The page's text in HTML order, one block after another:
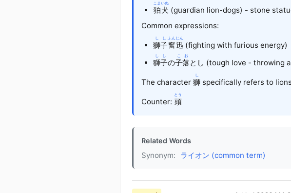
狛犬
こまいぬ
(guardian lion-dogs) - stone
Common expressions:
獅子
しし
奮迅
ふんじん
(fighting with furious energy)
獅子
しし
の子落
こお
とし (tough love - throwing
The character 獅
し
specifically refers to
Counter: 頭
とう
Related Words
Synonym: ライオン (common term)